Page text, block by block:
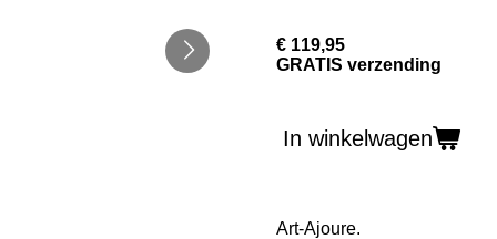
€ 119,95
GRATIS verzending
In winkelwagen
Art-Ajoure.